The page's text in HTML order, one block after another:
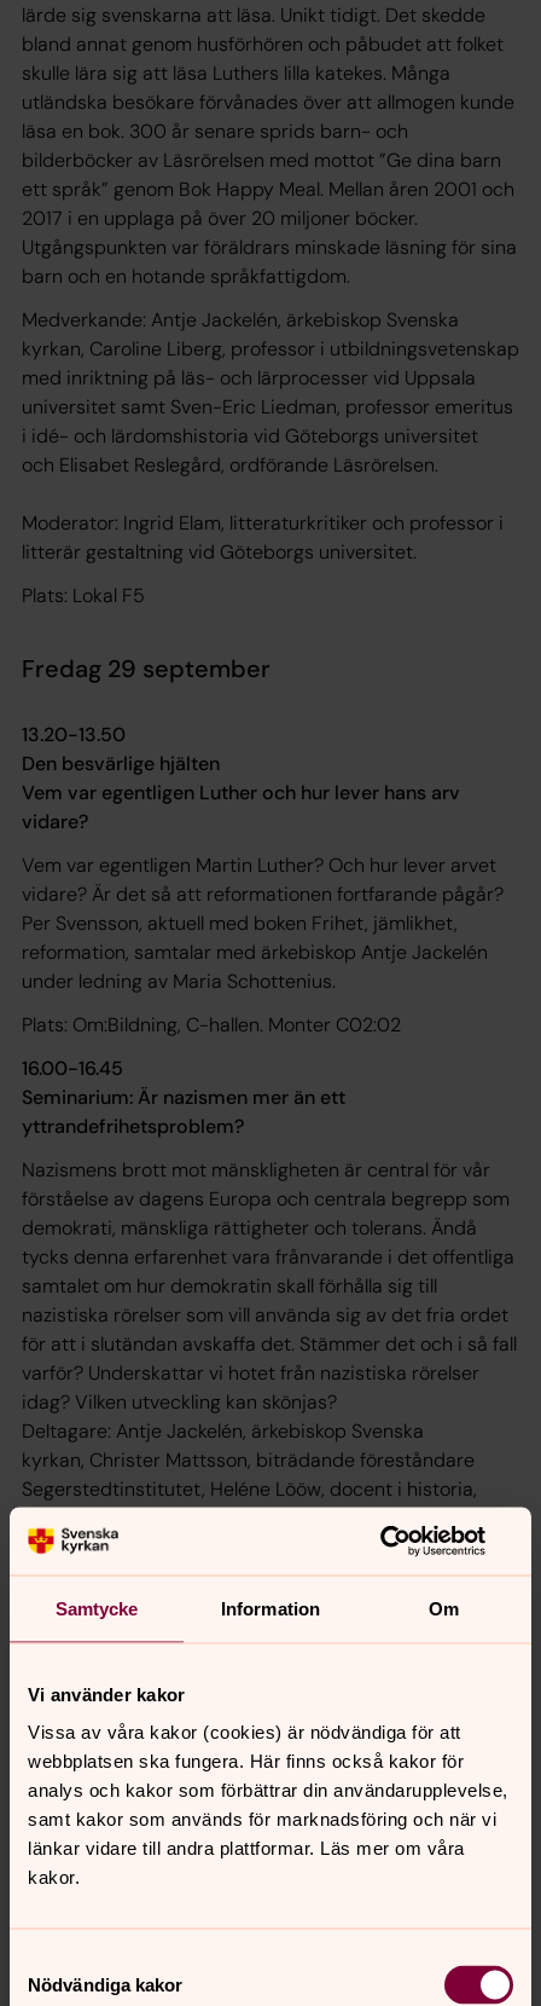
Samtycke Information Om
Vi använder kakor
Vissa av våra kakor (cookies) är nödvändiga för att
webbplatsen ska fungera. Här finns också kakor för
analys och kakor som förbättrar din användarupplevelse,
samt kakor som används för marknadsföring och när vi
länkar vidare till andra plattformar. Läs mer om våra
kakor.
Nödvändiga kakor
lärde sig svenskarna att läsa. Unikt tidigt. Det skedde
bland annat genom husförhören och påbudet att folket
skulle lära sig att läsa Luthers lilla katekes. Många
utländska besökare förvånades över att allmogen kunde
läsa en bok. 300 år senare sprids barn- och
bilderböcker av Läsrörelsen med mottot ”Ge dina barn
ett språk” genom Bok Happy Meal. Mellan åren 2001 och
2017 i en upplaga på över 20 miljoner böcker.
Utgångspunkten var föräldrars minskade läsning för sina
barn och en hotande språkfattigdom.
Medverkande: Antje Jackelén, ärkebiskop Svenska
kyrkan, Caroline Liberg, professor i utbildningsvetenskap
med inriktning på läs- och lärprocesser vid Uppsala
universitet samt Sven-Eric Liedman, professor emeritus
i idé- och lärdomshistoria vid Göteborgs universitet
och Elisabet Reslegård, ordförande Läsrörelsen.
Moderator: Ingrid Elam, litteraturkritiker och professor i
litterär gestaltning vid Göteborgs universitet.
Plats: Lokal F5
Fredag 29 september
13.20-13.50
Den besvärlige hjälten
Vem var egentligen Luther och hur lever hans arv
vidare?
Vem var egentligen Martin Luther? Och hur lever arvet
vidare? Är det så att reformationen fortfarande pågår?
Per Svensson, aktuell med boken Frihet, jämlikhet,
reformation, samtalar med ärkebiskop Antje Jackelén
under ledning av Maria Schottenius.
Plats: Om:Bildning, C-hallen. Monter C02:02
16.00-16.45
Seminarium: Är nazismen mer än ett
yttrandefrihetsproblem?
Nazismens brott mot mänskligheten är central för vår
förståelse av dagens Europa och centrala begrepp som
demokrati, mänskliga rättigheter och tolerans. Ändå
tycks denna erfarenhet vara frånvarande i det offentliga
samtalet om hur demokratin skall förhålla sig till
nazistiska rörelser som vill använda sig av det fria ordet
för att i slutändan avskaffa det. Stämmer det och i så fall
varför? Underskattar vi hotet från nazistiska rörelser
idag? Vilken utveckling kan skönjas?
Deltagare: Antje Jackelén, ärkebiskop Svenska
kyrkan, Christer Mattsson, biträdande föreståndare
Segerstedtinstitutet, Heléne Lööw, docent i historia,
Moderator: Björn Linnell, litteraturvetare och f d
förläggare.
Plats: Debattscenen, Kongressfoajén
Jerusalem & jag
Anita Goldman har skrivit en blandning mellan
självbiografi och essä med utgångspunkt i sin förra
hemstad Jerusalem. En stad som utvald och helig för
flera religioner, men också är ständigt konfliktfylld. Hon
samtalar med Antje Jackelén.
Plats: Se Människan, G-hallen. Monter G02:10